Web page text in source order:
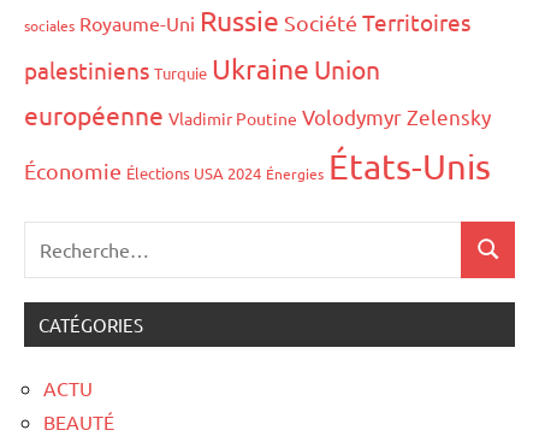
sociales Royaume-Uni Russie Société Territoires
palestiniens Turquie Ukraine Union
européenne Vladimir Poutine Volodymyr Zelensky
Économie Élections USA 2024 Énergies États-Unis
CATÉGORIES
ACTU
BEAUTÉ